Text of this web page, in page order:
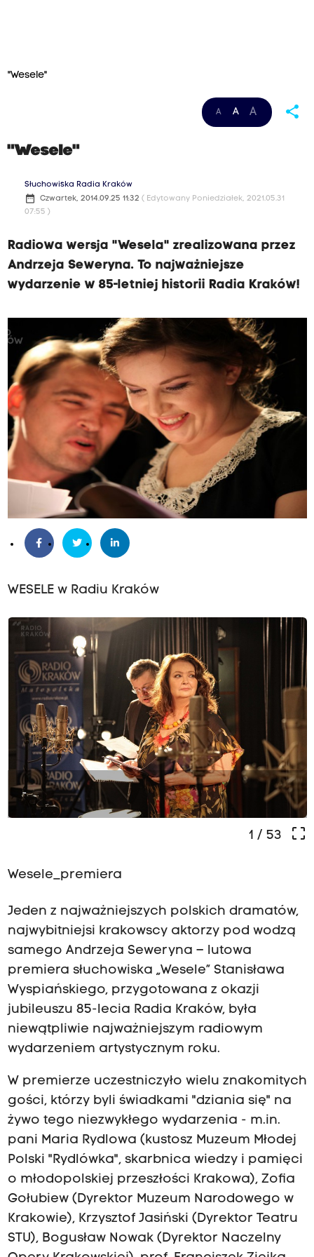
"Wesele"
A A A share
"Wesele"
Słuchowiska Radia Kraków
date_range Czwartek, 2014.09.25 11:32 ( Edytowany Poniedziałek, 2021.05.31
07:55 )
Radiowa wersja "Wesela" zrealizowana przez
Andrzeja Seweryna. To najważniejsze
wydarzenie w 85-letniej historii Radia Kraków!
WESELE w Radiu Kraków
-
crop_free
1 / 53
Wesele_premiera
Jeden z najważniejszych polskich dramatów,
najwybitniejsi krakowscy aktorzy pod wodzą
samego Andrzeja Seweryna – lutowa
premiera słuchowiska „Wesele” Stanisława
Wyspiańskiego, przygotowana z okazji
jubileuszu 85-lecia Radia Kraków, była
niewątpliwie najważniejszym radiowym
wydarzeniem artystycznym roku.
W premierze uczestniczyło wielu znakomitych
gości, którzy byli świadkami "dziania się" na
żywo tego niezwykłego wydarzenia - m.in.
pani Maria Rydlowa (kustosz Muzeum Młodej
Polski "Rydlówka", skarbnica wiedzy i pamięci
o młodopolskiej przeszłości Krakowa), Zofia
Gołubiew (Dyrektor Muzeum Narodowego w
Krakowie), Krzysztof Jasiński (Dyrektor Teatru
STU), Bogusław Nowak (Dyrektor Naczelny